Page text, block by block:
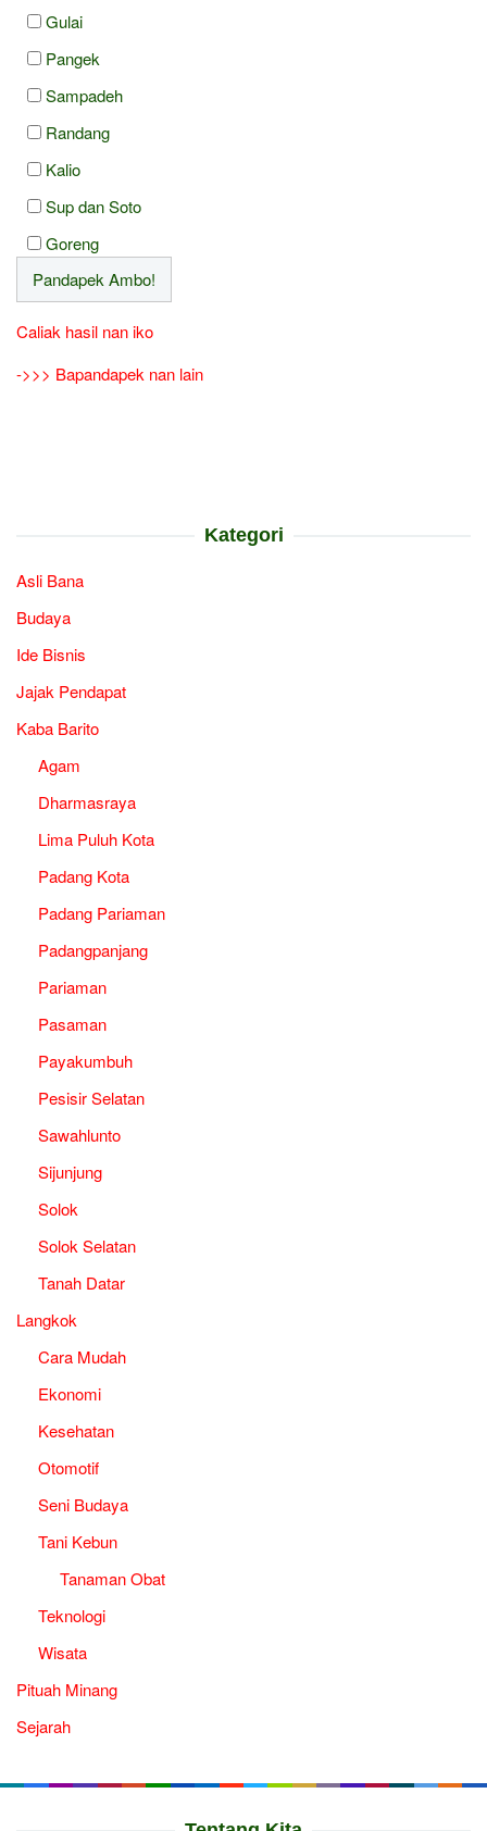
Gulai
Pangek
Sampadeh
Randang
Kalio
Sup dan Soto
Goreng
Caliak hasil nan iko
->>> Bapandapek nan lain
Kategori
Asli Bana
Budaya
Ide Bisnis
Jajak Pendapat
Kaba Barito
Agam
Dharmasraya
Lima Puluh Kota
Padang Kota
Padang Pariaman
Padangpanjang
Pariaman
Pasaman
Payakumbuh
Pesisir Selatan
Sawahlunto
Sijunjung
Solok
Solok Selatan
Tanah Datar
Langkok
Cara Mudah
Ekonomi
Kesehatan
Otomotif
Seni Budaya
Tani Kebun
Tanaman Obat
Teknologi
Wisata
Pituah Minang
Sejarah